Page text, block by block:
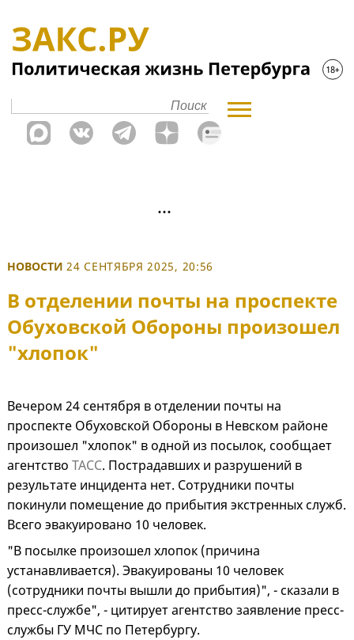
НОВОСТИ 24 СЕНТЯБРЯ 2025, 20:56
В отделении почты на проспекте
Обуховской Обороны произошел
"хлопок"
Вечером 24 сентября в отделении почты на
проспекте Обуховской Обороны в Невском районе
произошел "хлопок" в одной из посылок, сообщает
агентство ТАСС. Пострадавших и разрушений в
результате инцидента нет. Сотрудники почты
покинули помещение до прибытия экстренных служб.
Всего эвакуировано 10 человек.
"В посылке произошел хлопок (причина
устанавливается). Эвакуированы 10 человек
(сотрудники почты вышли до прибытия)", - сказали в
пресс-службе", - цитирует агентство заявление пресс-
службы ГУ МЧС по Петербургу.